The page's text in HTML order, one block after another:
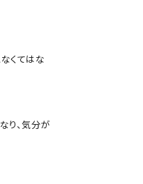
くてはな
り、気分が